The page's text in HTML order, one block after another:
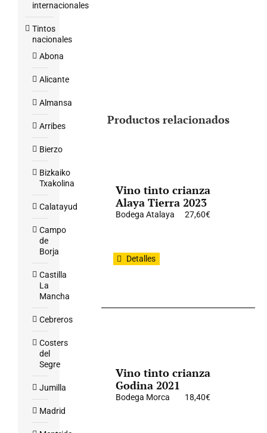
Productos relacionados
Vino tinto crianza
Alaya Tierra 2023
Bodega Atalaya 27,60€
Detalles
Vino tinto crianza
Godina 2021
Bodega Morca 18,40€
internacionales
Tintos
nacionales
Abona
Alicante
Almansa
Arribes
Bierzo
Bizkaiko
Txakolina
Calatayud
Campo
de
Borja
Castilla
La
Mancha
Cebreros
Costers
del
Segre
Jumilla
Madrid